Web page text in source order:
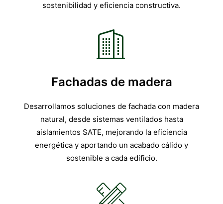
sostenibilidad y eficiencia constructiva.
Fachadas de madera
Desarrollamos soluciones de fachada con madera
natural, desde sistemas ventilados hasta
aislamientos SATE, mejorando la eficiencia
energética y aportando un acabado cálido y
sostenible a cada edificio.